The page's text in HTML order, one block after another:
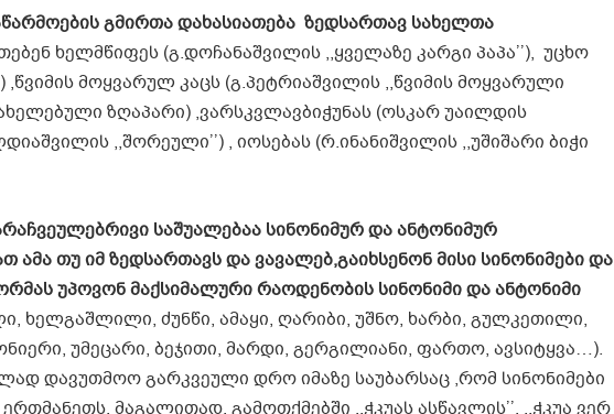
გმირთა დახასიათება ზედსართავ სახელთა
ხელმწიფეს (გ.დოჩანაშვილის ,,ყველაზე კარგი პაპა’’), უცხო
,წვიმის მოყვარულ კაცს (გ.პეტრიაშვილის ,,წვიმის მოყვარული
ზღაპარი) ,ვარსკვლავბიჭუნას (ოსკარ უაილდის
,,შორეული’’) , იოსებას (რ.ინანიშვილის ,,უშიშარი ბიჭი
საშუალებაა სინონიმურ და ანტონიმურ
ამა თუ იმ ზედსართავს და ვავალებ,გაიხსენონ მისი სინონიმები და
უპოვონ მაქსიმალური რაოდენობის სინონიმი და ანტონიმი
ხელგაშლილი, ძუნწი, ამაყი, ღარიბი, უშნო, ხარბი, გულკეთილი,
უმეცარი, ბეჯითი, მარდი, გერგილიანი, ფართო, ავსიტყვა…).
დავუთმოო გარკვეული დრო იმაზე საუბარსაც ,რომ სინონიმები
მაგალითად, გამოთქმებში ,,ჭკუას ასწავლის’’, ,,ჭკუა ვერ